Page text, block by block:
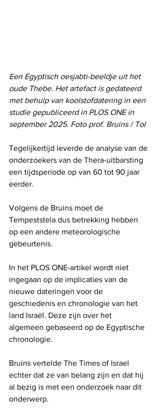
Een Egyptisch oesjabti-beeldje uit het
oude Thebe. Het artefact is gedateerd
met behulp van koolstofdatering in een
studie gepubliceerd in PLOS ONE in
september 2025. Foto prof. Bruins / ToI
Tegelijkertijd leverde de analyse van de
onderzoekers van de Thera-uitbarsting
een tijdsperiode op van 60 tot 90 jaar
eerder.
Volgens de Bruins moet de
Tempeststela dus betrekking hebben
op een andere meteorologische
gebeurtenis.
In het PLOS ONE-artikel wordt niet
ingegaan op de implicaties van de
nieuwe dateringen voor de
geschiedenis en chronologie van het
land Israël. Deze zijn over het
algemeen gebaseerd op de Egyptische
chronologie.
Bruins vertelde The Times of Israel
echter dat ze van belang zijn en dat hij
al bezig is met een onderzoek naar dit
onderwerp.